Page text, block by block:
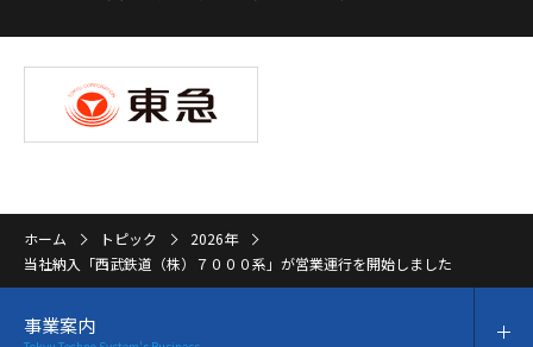
ホーム トピック
2026年
当社納入「西武鉄道（株）７０００系」が営業運行を開始しました
事業案内